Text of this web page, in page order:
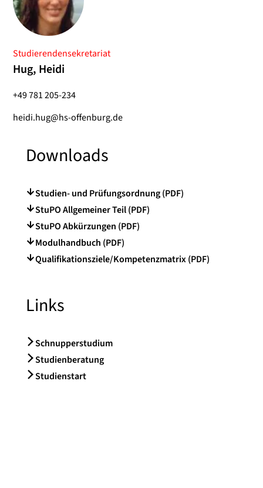
Studierendensekretariat
Hug, Heidi
+49 781 205-234
heidi.hug@hs-offenburg.de
Downloads
Studien- und Prüfungsordnung (PDF)
StuPO Allgemeiner Teil (PDF)
StuPO Abkürzungen (PDF)
Modulhandbuch (PDF)
Qualifikationsziele/Kompetenzmatrix (PDF)
Links
Schnupperstudium
Studienberatung
Studienstart